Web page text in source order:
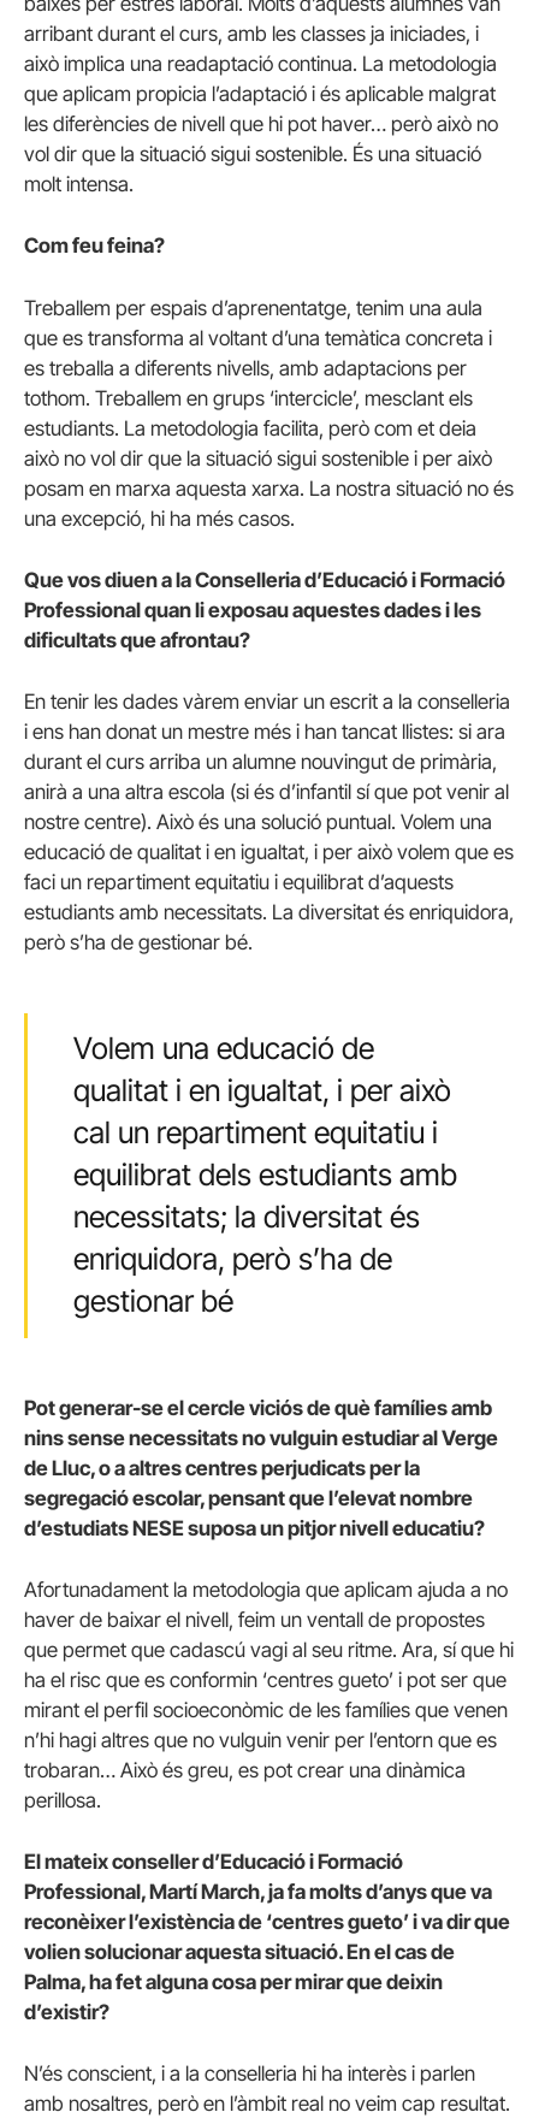
arribant durant el curs, amb les classes ja iniciades, i
això implica una readaptació continua. La metodologia
que aplicam propicia l’adaptació i és aplicable malgrat
les diferències de nivell que hi pot haver… però això no
vol dir que la situació sigui sostenible. És una situació
molt intensa.
Com feu feina?
Treballem per espais d’aprenentatge, tenim una aula
que es transforma al voltant d’una temàtica concreta i
es treballa a diferents nivells, amb adaptacions per
tothom. Treballem en grups ‘intercicle’, mesclant els
estudiants. La metodologia facilita, però com et deia
això no vol dir que la situació sigui sostenible i per això
posam en marxa aquesta xarxa. La nostra situació no és
una excepció, hi ha més casos.
Que vos diuen a la Conselleria d’Educació i Formació
Professional quan li exposau aquestes dades i les
dificultats que afrontau?
En tenir les dades vàrem enviar un escrit a la conselleria
i ens han donat un mestre més i han tancat llistes: si ara
durant el curs arriba un alumne nouvingut de primària,
anirà a una altra escola (si és d’infantil sí que pot venir al
nostre centre). Això és una solució puntual. Volem una
educació de qualitat i en igualtat, i per això volem que es
faci un repartiment equitatiu i equilibrat d’aquests
estudiants amb necessitats. La diversitat és enriquidora,
però s’ha de gestionar bé.
Volem una educació de
qualitat i en igualtat, i per això
cal un repartiment equitatiu i
equilibrat dels estudiants amb
necessitats; la diversitat és
enriquidora, però s’ha de
gestionar bé
Pot generar-se el cercle viciós de què famílies amb
nins sense necessitats no vulguin estudiar al Verge
de Lluc, o a altres centres perjudicats per la
segregació escolar, pensant que l’elevat nombre
d’estudiats NESE suposa un pitjor nivell educatiu?
Afortunadament la metodologia que aplicam ajuda a no
haver de baixar el nivell, feim un ventall de propostes
que permet que cadascú vagi al seu ritme. Ara, sí que hi
ha el risc que es conformin ‘centres gueto’ i pot ser que
mirant el perfil socioeconòmic de les famílies que venen
n’hi hagi altres que no vulguin venir per l’entorn que es
trobaran… Això és greu, es pot crear una dinàmica
perillosa.
El mateix conseller d’Educació i Formació
Professional, Martí March, ja fa molts d’anys que va
reconèixer l’existència de ‘centres gueto’ i va dir que
volien solucionar aquesta situació. En el cas de
Palma, ha fet alguna cosa per mirar que deixin
d’existir?
N’és conscient, i a la conselleria hi ha interès i parlen
amb nosaltres, però en l’àmbit real no veim cap resultat.